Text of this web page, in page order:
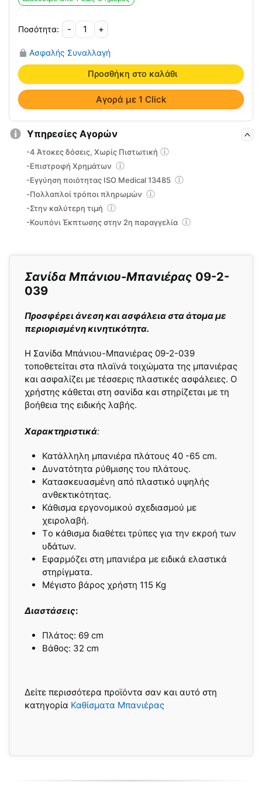
Σανίδα Mπάνιου-Μπανιέρας 09-2-
039
Προσφέρει άνεση και ασφάλεια στα άτομα με
περιορισμένη κινητικότητα.
Η Σανίδα Mπάνιου-Μπανιέρας 09-2-039
τοποθετείται στα πλαϊνά τοιχώματα της μπανιέρας
και ασφαλίζει με τέσσερις πλαστικές ασφάλειες. Ο
χρήστης κάθεται στη σανίδα και στηρίζεται με τη
βοήθεια της ειδικής λαβής.
Χαρακτηριστικά:
Κατάλληλη μπανιέρα πλάτους 40 -65 cm.
Δυνατότητα ρύθμισης του πλάτους.
Κατασκευασμένη από πλαστικό υψηλής
ανθεκτικότητας.
Κάθισμα εργονομικού σχεδιασμού με
χειρολαβή.
Tο κάθισμα διαθέτει τρύπες για την εκροή των
υδάτων.
Εφαρμόζει στη μπανιέρα με ειδικά ελαστικά
στηρίγματα.
Μέγιστο βάρος χρήστη 115 Kg
Διαστάσεις:
Πλάτος: 69 cm
Bάθος: 32 cm
Δείτε περισσότερα προϊόντα σαν και αυτό στη
κατηγορία Καθίσματα Μπανιέρας
-
Σανίδα
Mπάνιου-
Μπανιέρας
09-
2-
039
ποσότητα
+
Ασφαλής Συναλλαγή
Προσθήκη στο καλάθι
Αγορά με 1 Click
Υπηρεσίες Αγορών
-4 Άτοκες δόσεις, Χωρίς Πιστωτική
-Επιστροφή Χρημάτων
-Εγγύηση ποιότητας ISO Medical 13485
-Πολλαπλοί τρόποι πληρωμών
-Στην καλύτερη τιμή
-Κουπόνι Έκπτωσης στην 2η παραγγελία